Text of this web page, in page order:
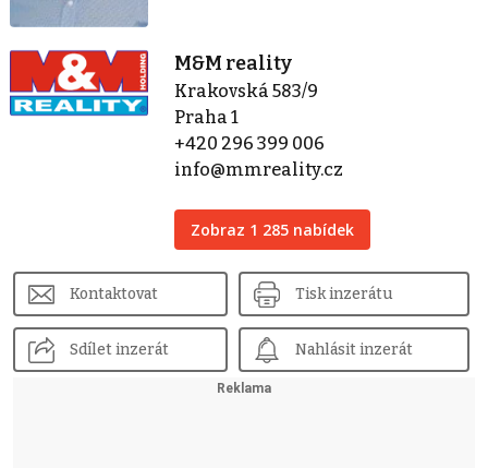
M&M reality
Krakovská 583/9
Praha 1
+420 296 399 006
info@mmreality.cz
Zobraz 1 285 nabídek
Kontaktovat Tisk inzerátu
Sdílet inzerát Nahlásit inzerát